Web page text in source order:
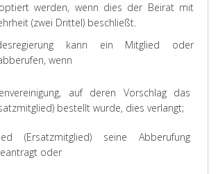
werden, wenn dies der Beirat mit
(zwei Drittel) beschließt.
kann ein Mitglied oder
wenn
auf deren Vorschlag das
bestellt wurde, dies verlangt;
(Ersatzmitglied) seine Abberufung
oder